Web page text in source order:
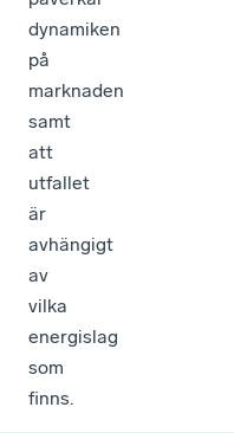
dynamiken
på
marknaden
samt
att
utfallet
är
avhängigt
av
vilka
energislag
som
finns.